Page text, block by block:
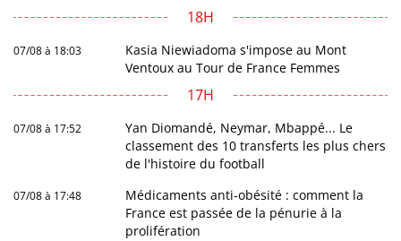
18H
07/08 à 18:03
Kasia Niewiadoma s'impose au Mont
Ventoux au Tour de France Femmes
17H
07/08 à 17:52
Yan Diomandé, Neymar, Mbappé... Le
classement des 10 transferts les plus chers
de l'histoire du football
07/08 à 17:48
Médicaments anti-obésité : comment la
France est passée de la pénurie à la
prolifération